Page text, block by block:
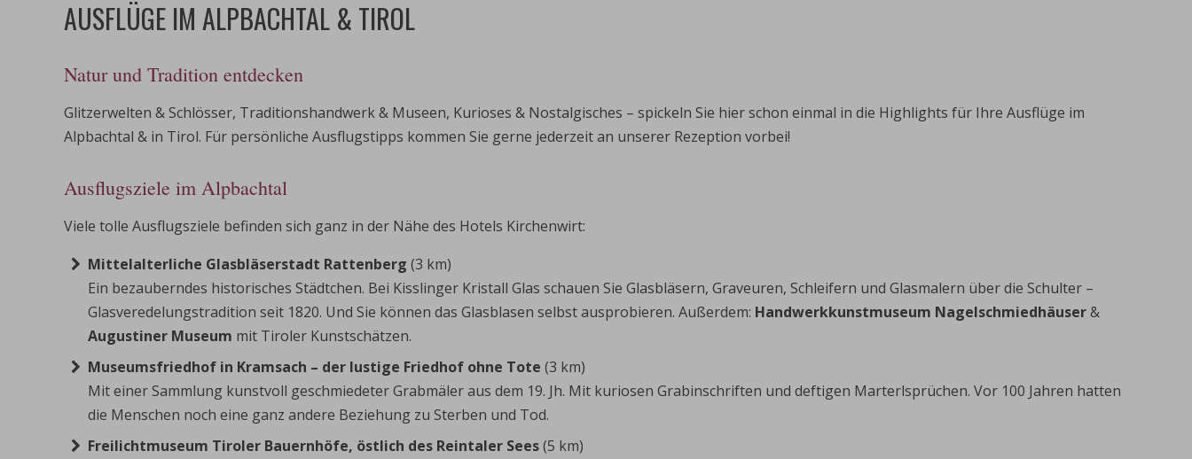
AUSFLÜGE IM ALPBACHTAL & TIROL
Natur und Tradition entdecken
Glitzerwelten & Schlösser, Traditionshandwerk & Museen, Kurioses & Nostalgisches – spickeln Sie hier schon einmal in die Highlights für Ihre Ausflüge im
Alpbachtal & in Tirol. Für persönliche Ausflugstipps kommen Sie gerne jederzeit an unserer Rezeption vorbei!
Ausflugsziele im Alpbachtal
Viele tolle Ausflugsziele befinden sich ganz in der Nähe des Hotels Kirchenwirt:
Mittelalterliche Glasbläserstadt Rattenberg(3 km)
Ein bezauberndes historisches Städtchen. Bei Kisslinger Kristall Glas schauen Sie Glasbläsern, Graveuren, Schleifern und Glasmalern über die Schulter –
Glasveredelungstradition seit 1820. Und Sie können das Glasblasen selbst ausprobieren. Außerdem: Handwerkkunstmuseum Nagelschmiedhäuser&
Augustiner Museum mit Tiroler Kunstschätzen.
Museumsfriedhof in Kramsach – der lustige Friedhof ohne Tote (3 km)
Mit einer Sammlung kunstvoll geschmiedeter Grabmäler aus dem 19. Jh. Mit kuriosen Grabinschriften und deftigen Marterlsprüchen. Vor 100 Jahren hatten
die Menschen noch eine ganz andere Beziehung zu Sterben und Tod.
Freilichtmuseum Tiroler Bauernhöfe, östlich des Reintaler Sees(5 km)